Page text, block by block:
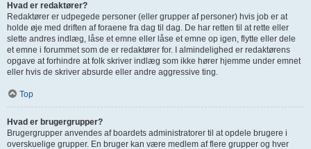
Hvad er redaktører?
Redaktører er udpegede personer (eller grupper af personer) hvis job er at
holde øje med driften af foraene fra dag til dag. De har retten til at rette eller
slette andres indlæg, låse et emne eller låse et emne op igen, flytte eller dele
et emne i forummet som de er redaktører for. I almindelighed er redaktørens
opgave at forhindre at folk skriver indlæg som ikke hører hjemme under emnet
eller hvis de skriver absurde eller andre aggressive ting.
Top
Hvad er brugergrupper?
Brugergrupper anvendes af boardets administratorer til at opdele brugere i
overskuelige grupper. En bruger kan være medlem af flere grupper og hver